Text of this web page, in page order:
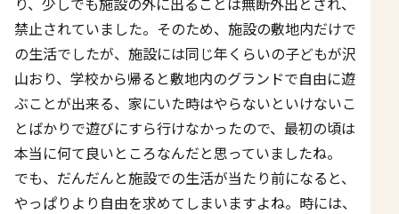
禁止されていました。そのため、施設の敷地内だけで
の生活でしたが、施設には同じ年くらいの子どもが沢
山おり、学校から帰ると敷地内のグランドで自由に遊
ぶことが出来る、家にいた時はやらないといけないこ
とばかりで遊びにすら行けなかったので、最初の頃は
本当に何て良いところなんだと思っていましたね。
でも、だんだんと施設での生活が当たり前になると、
やっぱりより自由を求めてしまいますよね。時には、